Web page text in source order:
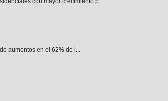
con mayor crecimiento p...
aumentos en el 62% de l...